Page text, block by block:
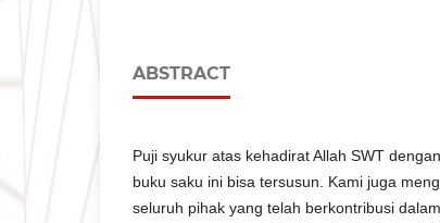
ABSTRACT
Puji syukur atas kehadirat Allah SWT
buku saku ini bisa tersusun. Kami juga
seluruh pihak yang telah berkontribusi